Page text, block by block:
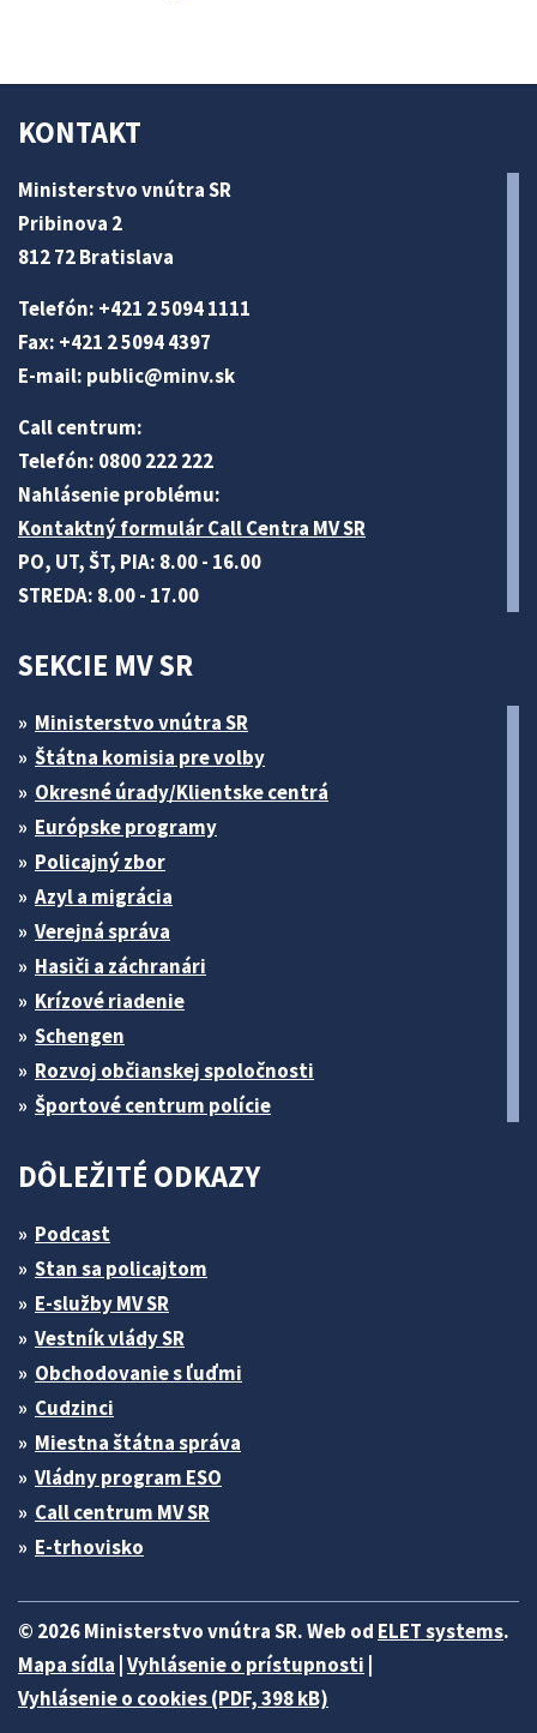
KONTAKT
Ministerstvo vnútra SR
Pribinova 2
812 72 Bratislava
Telefón: +421 2 5094 1111
Fax: +421 2 5094 4397
E-mail: public@minv.sk
Call centrum:
Telefón: 0800 222 222
Nahlásenie problému:
Kontaktný formulár Call Centra MV SR
PO, UT, ŠT, PIA: 8.00 - 16.00
STREDA: 8.00 - 17.00
SEKCIE MV SR
Ministerstvo vnútra SR
Štátna komisia pre volby
Okresné úrady/Klientske centrá
Európske programy
Policajný zbor
Azyl a migrácia
Verejná správa
Hasiči a záchranári
Krízové riadenie
Schengen
Rozvoj občianskej spoločnosti
Športové centrum polície
DÔLEŽITÉ ODKAZY
Podcast
Stan sa policajtom
E-služby MV SR
Vestník vlády SR
Obchodovanie s ľuďmi
Cudzinci
Miestna štátna správa
Vládny program ESO
Call centrum MV SR
E-trhovisko
© 2026 Ministerstvo vnútra SR. Web od ELET systems.
Mapa sídla Vyhlásenie o prístupnosti
Vyhlásenie o cookies (PDF, 398 kB)